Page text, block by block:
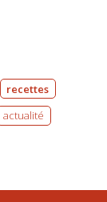
recettes
actualité